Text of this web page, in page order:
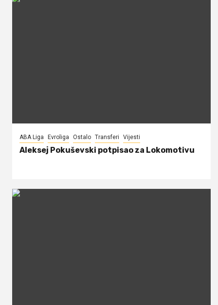
ABA Liga Evroliga Ostalo Transferi Vijesti
Aleksej Pokuševski potpisao za Lokomotivu